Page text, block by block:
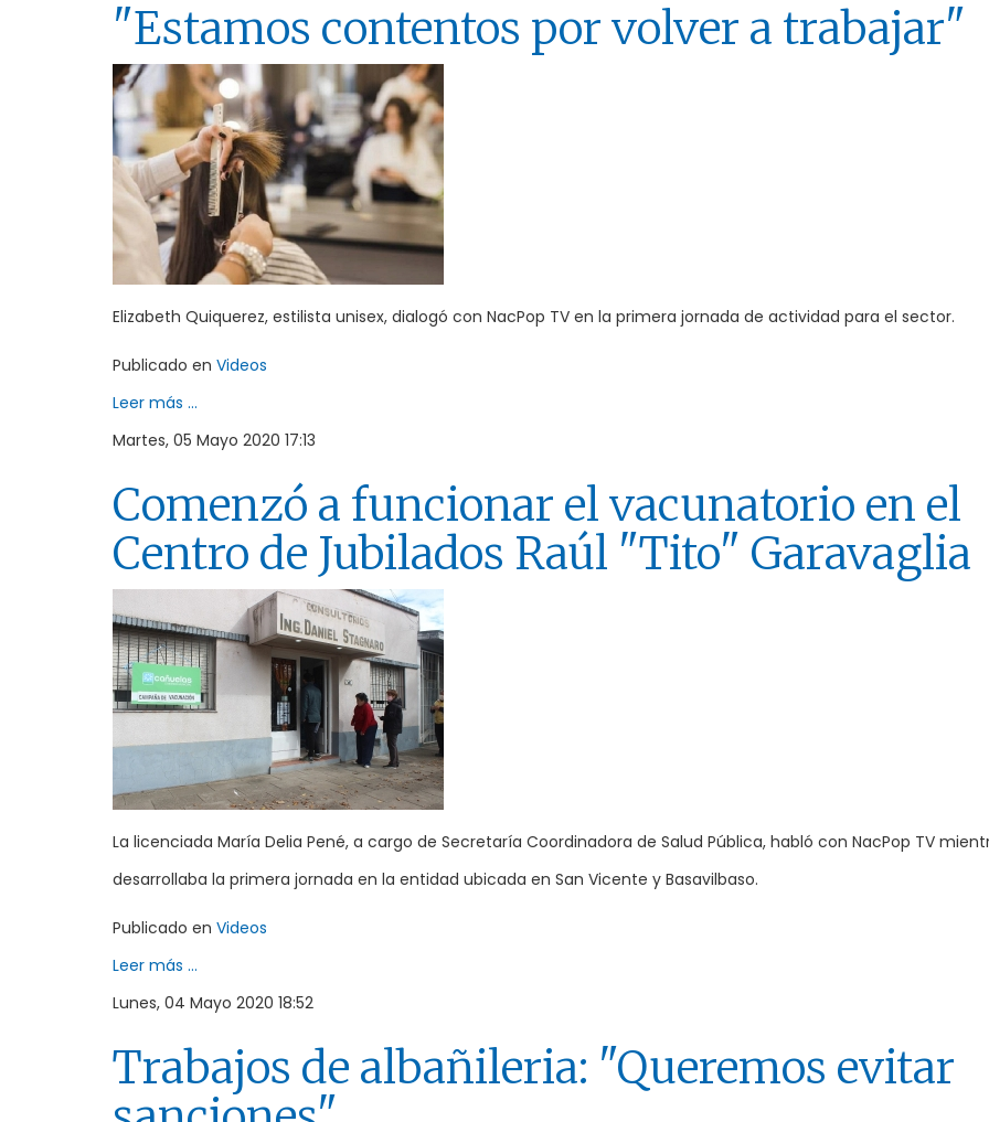
"Estamos contentos por volver a trabajar"
Elizabeth Quiquerez, estilista unisex, dialogó con NacPop TV en la primera jornada de actividad para el sector.
Publicado en Videos
Leer más ...
Martes, 05 Mayo 2020 17:13
Comenzó a funcionar el vacunatorio en el
Centro de Jubilados Raúl "Tito" Garavaglia
La licenciada María Delia Pené, a cargo de Secretaría Coordinadora de Salud Pública, habló con NacPop TV
desarrollaba la primera jornada en la entidad ubicada en San Vicente y Basavilbaso.
Publicado en Videos
Leer más ...
Lunes, 04 Mayo 2020 18:52
Trabajos de albañileria: "Queremos evitar